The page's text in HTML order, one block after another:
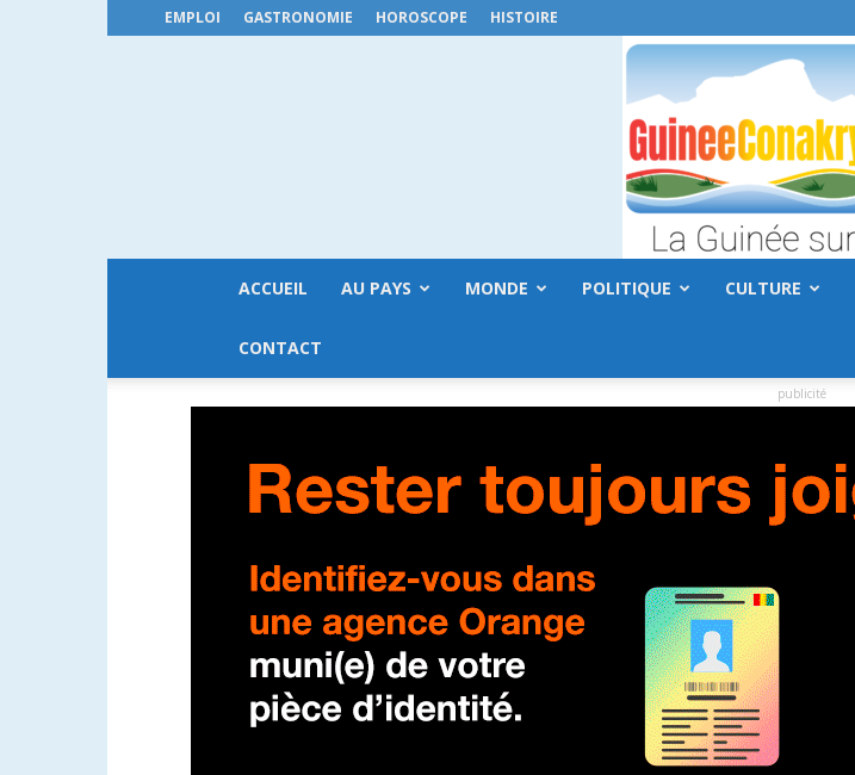
EMPLOI GASTRONOMIE HOROSCOPE HISTOIRE
ACCUEIL AU PAYS MONDE POLITIQUE CULTURE
CONTACT
publicité